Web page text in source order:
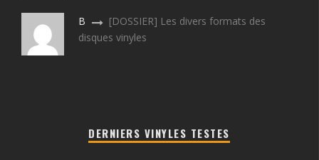
B
[DOSSIER] Les divers formats des
disques vinyles
DERNIERS VINYLES TESTES